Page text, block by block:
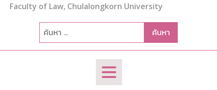
Faculty of Law, Chulalongkorn University
ค้นหา
สำหรับ: